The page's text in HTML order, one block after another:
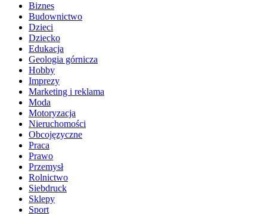
Biznes
Budownictwo
Dzieci
Dziecko
Edukacja
Geologia górnicza
Hobby
Imprezy
Marketing i reklama
Moda
Motoryzacja
Nieruchomości
Obcojęzyczne
Praca
Prawo
Przemysł
Rolnictwo
Siebdruck
Sklepy
Sport